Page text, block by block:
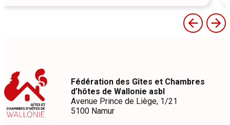
Fédération des Gîtes et Chambres
d’hôtes de Wallonie asbl
Avenue Prince de Liège, 1/21
5100 Namur